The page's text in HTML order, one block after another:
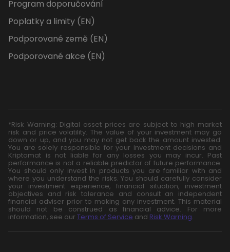
Program doporučování
Poplatky a limity (EN)
Podporované země (EN)
Podporované akce (EN)
*Risk Warning: Digital asset prices are subject to high market
risk and price volatility. The value of your investment may go
down or up, and you may not get back the amount invested.
You are solely responsible for your investment decisions and
Kriptomat is not liable for any losses you may incur. Past
performance is not a reliable predictor of future performance.
You should only invest in products you are familiar with and
where you understand the risks. You should carefully consider
your investment experience, financial situation, investment
objectives and risk tolerance and consult an independent
financial adviser prior to making any investment. This material
should not be construed as financial advice. For more
information, see our Terms of Service and Risk Warning.